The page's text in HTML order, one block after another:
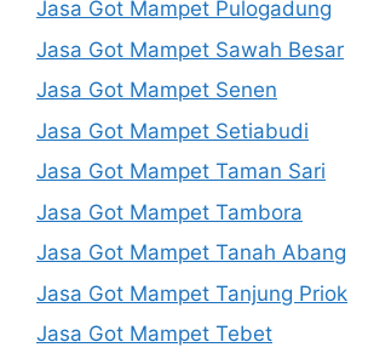
Jasa Got Mampet Pulogadung
Jasa Got Mampet Sawah Besar
Jasa Got Mampet Senen
Jasa Got Mampet Setiabudi
Jasa Got Mampet Taman Sari
Jasa Got Mampet Tambora
Jasa Got Mampet Tanah Abang
Jasa Got Mampet Tanjung Priok
Jasa Got Mampet Tebet